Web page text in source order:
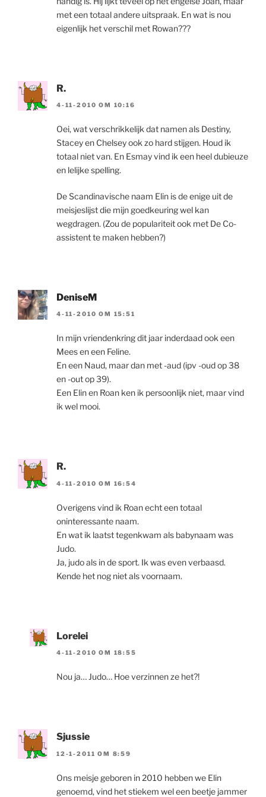
met een totaal andere uitspraak. En wat is nou
eigenlijk het verschil met Rowan???
R.
4-11-2010 OM 10:16
Oei, wat verschrikkelijk dat namen als Destiny,
Stacey en Chelsey ook zo hard stijgen. Houd ik
totaal niet van. En Esmay vind ik een heel dubieuze
en lelijke spelling.
De Scandinavische naam Elin is de enige uit de
meisjeslijst die mijn goedkeuring wel kan
wegdragen. (Zou de populariteit ook met De Co-
assistent te maken hebben?)
DeniseM
4-11-2010 OM 15:51
In mijn vriendenkring dit jaar inderdaad ook een
Mees en een Feline.
En een Naud, maar dan met -aud (ipv -oud op 38
en -out op 39).
Een Elin en Roan ken ik persoonlijk niet, maar vind
ik wel mooi.
R.
4-11-2010 OM 16:54
Overigens vind ik Roan echt een totaal
oninteressante naam.
En wat ik laatst tegenkwam als babynaam was
Judo.
Ja, judo als in de sport. Ik was even verbaasd.
Kende het nog niet als voornaam.
Lorelei
4-11-2010 OM 18:55
Nou ja… Judo… Hoe verzinnen ze het?!
Sjussie
12-1-2011 OM 8:59
Ons meisje geboren in 2010 hebben we Elin
genoemd, vind het stiekem wel een beetje jammer